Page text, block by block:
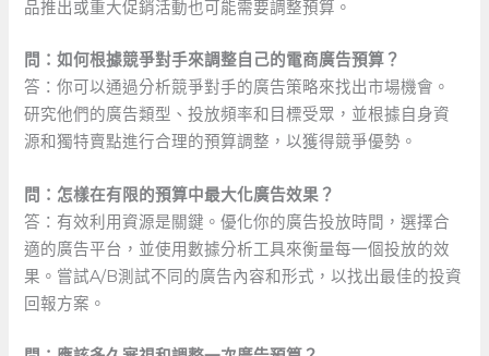
品推出或重大促銷活動也可能需要調整預算。
問：如何根據競爭對手來調整自己的電商廣告預算？
答：你可以通過分析競爭對手的廣告策略來找出市場機會。
研究他們的廣告類型、投放頻率和目標受眾，並根據自身資
源和獨特賣點進行合理的預算調整，以獲得競爭優勢。
問：怎樣在有限的預算中最大化廣告效果？
答：有效利用資源是關鍵。優化你的廣告投放時間，選擇合
適的廣告平台，並使用數據分析工具來衡量每一個投放的效
果。嘗試A/B測試不同的廣告內容和形式，以找出最佳的投資
回報方案。